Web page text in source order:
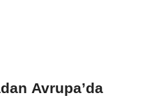
Avrupa’da